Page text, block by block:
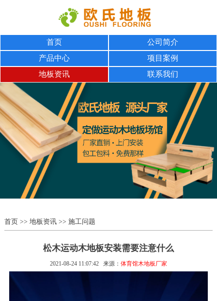
首页
公司简介
产品中心
项目案例
地板资讯
联系我们
首页>> 地板资讯>> 施工问题
松木运动木地板安装需要注意什么
2021-08-24 11:07:42 来源： 体育馆木地板厂家